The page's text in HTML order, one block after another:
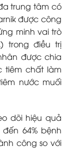
trung tâm có
được công
minh vai trò
trong điều trị
được chia
tiêm chất làm
nước muối
dõi hiệu quả
64% bệnh
công so với